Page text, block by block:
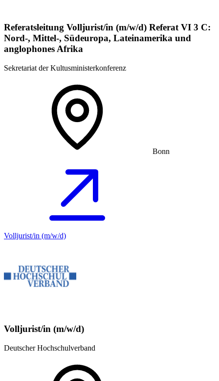
Referatsleitung Volljurist/in (m/w/d) Referat VI 3 C:
Nord-, Mittel-, Südeuropa, Lateinamerika und
anglophones Afrika
Sekretariat der Kultusministerkonferenz
Bonn
Volljurist/in (m/w/d)
Volljurist/in (m/w/d)
Deutscher Hochschulverband